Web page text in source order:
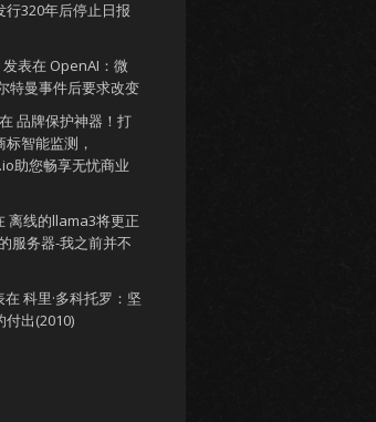
行320年后停止日报
发表在 OpenAI：微
特曼事件后要求改变
品牌保护神器！打
智能监测，
助您畅享无忧商业
离线的llama3将更正
服务器-我之前并不
在 科里·多科托罗：坚
付出(2010)